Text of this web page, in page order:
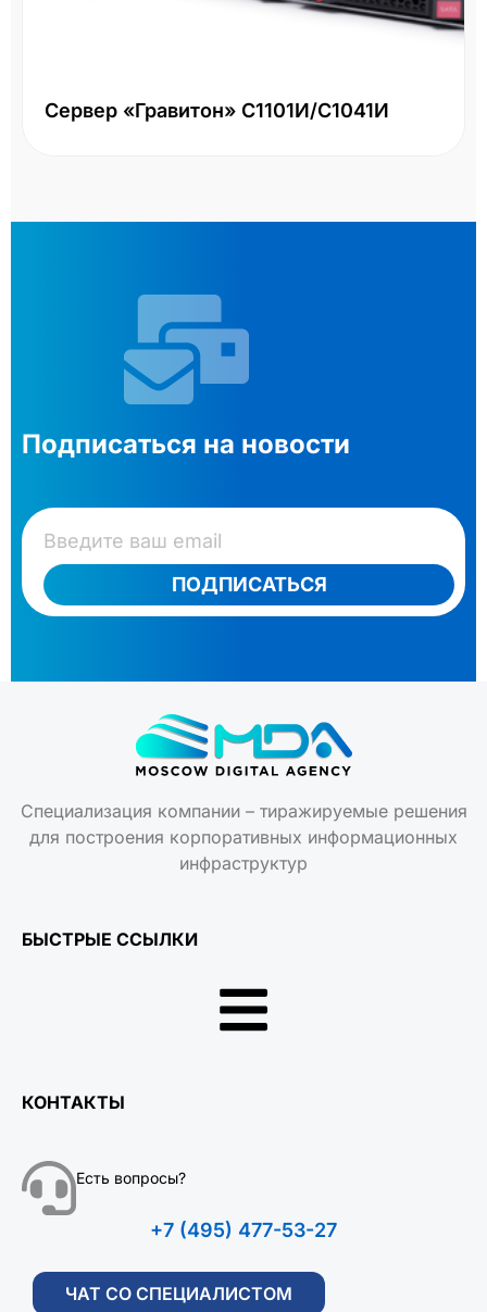
Сервер «Гравитон» С1101И/С1041И
Подписаться на новости
ПОДПИСАТЬСЯ
Специализация компании – тиражируемые решения
для построения корпоративных информационных
инфраструктур
БЫСТРЫЕ ССЫЛКИ
КОНТАКТЫ
Есть вопросы?
+7 (495) 477-53-27
ЧАТ СО СПЕЦИАЛИСТОМ